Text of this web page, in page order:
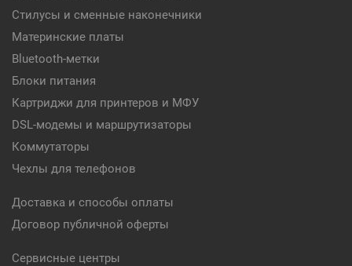
Стилусы и сменные наконечники
Материнские платы
Bluetooth-метки
Блоки питания
Картриджи для принтеров и МФУ
DSL-модемы и маршрутизаторы
Коммутаторы
Чехлы для телефонов
Доставка и способы оплаты
Договор публичной оферты
Сервисные центры